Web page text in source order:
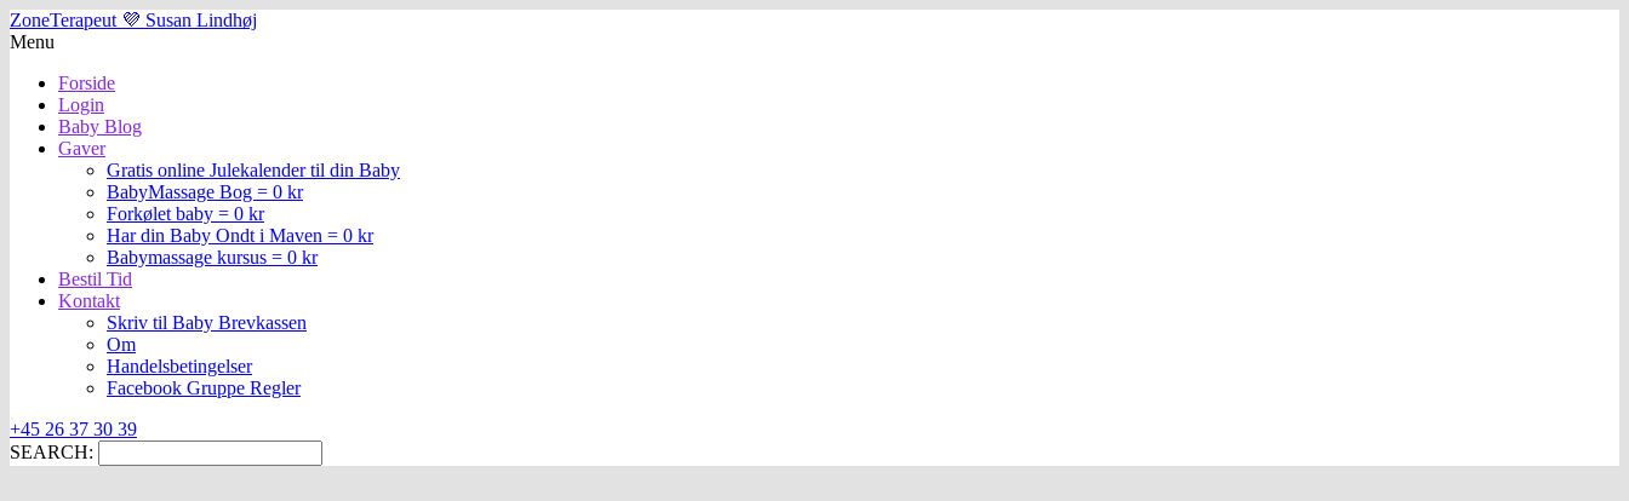
ZoneTerapeut 💜 Susan Lindhøj
Menu
Forside
Login
Baby Blog
Gaver
Gratis online Julekalender til din Baby
BabyMassage Bog = 0 kr
Forkølet baby = 0 kr
Har din Baby Ondt i Maven = 0 kr
Babymassage kursus = 0 kr
Bestil Tid
Kontakt
Skriv til Baby Brevkassen
Om
Handelsbetingelser
Facebook Gruppe Regler
+45 26 37 30 39
SEARCH: